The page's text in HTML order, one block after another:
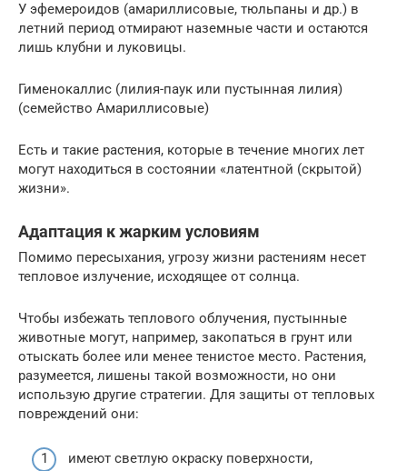
У эфемероидов (амариллисовые, тюльпаны и др.) в
летний период отмирают наземные части и остаются
лишь клубни и луковицы.
Гименокаллис (лилия-паук или пустынная лилия)
(семейство Амариллисовые)
Есть и такие растения, которые в течение многих лет
могут находиться в состоянии «латентной (скрытой)
жизни».
Адаптация к жарким условиям
Помимо пересыхания, угрозу жизни растениям несет
тепловое излучение, исходящее от солнца.
Чтобы избежать теплового облучения, пустынные
животные могут, например, закопаться в грунт или
отыскать более или менее тенистое место. Растения,
разумеется, лишены такой возможности, но они
использую другие стратегии. Для защиты от тепловых
повреждений они:
имеют светлую окраску поверхности,